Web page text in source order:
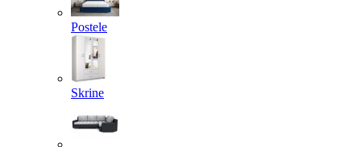
Postele
Skrine